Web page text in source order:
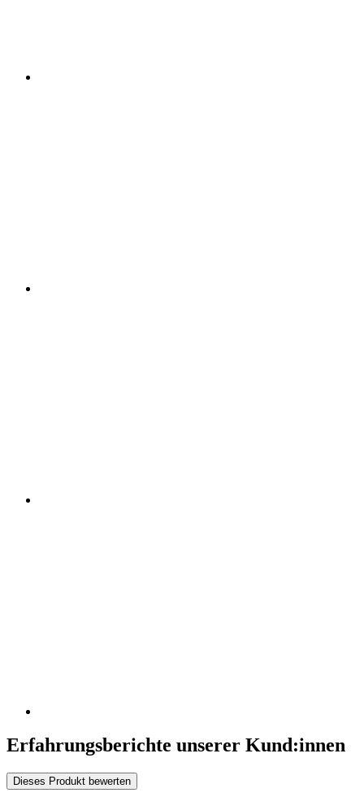
Erfahrungsberichte unserer Kund:innen
Dieses Produkt bewerten